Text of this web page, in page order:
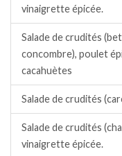
vinaigrette épicée.
Salade de crudités
concombre), poulet
cacahuètes
Salade de crudités
Salade de crudités
vinaigrette épicée.